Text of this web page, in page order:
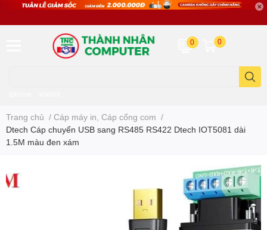
0 0
Trang chủ / Cáp máy in, Cáp cổng com /
Dtech Cáp chuyển USB sang RS485 RS422 Dtech IOT5081 dài
1.5M màu đen xám